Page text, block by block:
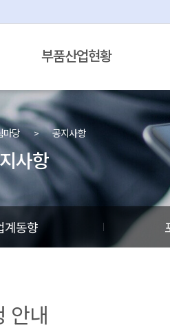
부품산업현황
마당 공지사항
사항
계동향
안내